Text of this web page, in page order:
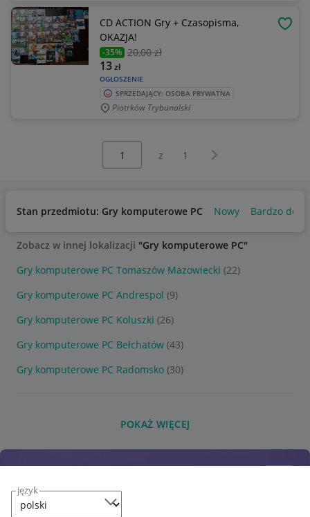
język
CD ACTION Gry + Czasopisma,
OKAZJA!
-35% 20,00 zł
OGŁOSZENIE
13zł
SPRZEDAJĄCY: OSOBA PRYWATNA
Piotrków Trybunalski
z 1 Następna strona
Stan przedmiotu: Gry komputerowe PC Nowy Bardzo
Zobacz w innej lokalizacji "Gry komputerowe PC"
Gry komputerowe PC Tomaszów Mazowiecki (22)
Gry komputerowe PC Andrespol (9)
Gry komputerowe PC Koluszki (26)
Gry komputerowe PC Bełchatów (43)
Gry komputerowe PC Radomsko (30)
POKAŻ WIĘCEJ